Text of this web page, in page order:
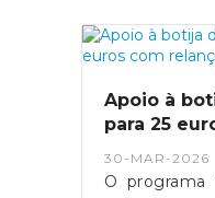
Apoio à
para 25
30-MAR-2026
O programa